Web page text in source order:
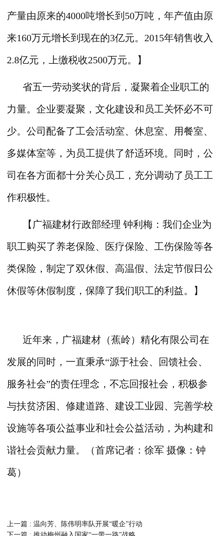
产量由原来的4000吨增长到50万吨，年产值由原
来160万元增长到现在的3亿元。2015年销售收入
2.8亿元，上缴税收2500万元。】
省五一劳动奖状的背后，凝聚着企业职工的
力量。企业要凝聚，文化建设和员工关怀必不可
少。公司配备了工会活动室、休息室、用餐室、
多媒体室等，为员工提供了舒适环境。同时，公
司在各方面都十分关心员工，充分调动了员工工
作积极性。
【广福建材行政部经理 钟利梅：我们企业为
职工购买了养老保险、医疗保险、工伤保险等各
类保险，制定了双休假、高温假、法定节假日公
休假等休假制度，保障了我们职工的利益。】
近年来，广福建材（蕉岭）精化有限公司在
发展的同时，一直秉承“源于社会、回馈社会、
服务社会”的责任理念，不忘回报社会，积极参
与扶贫济困、修建道路、建设工业园、完善学校
设施等各项公益事业和社会公益活动，为构建和
谐社会贡献力量。（首席记者：徐军 摄像：钟
葛）
上一篇 : 温向芳、陈伟明率队开展“暖企”行动